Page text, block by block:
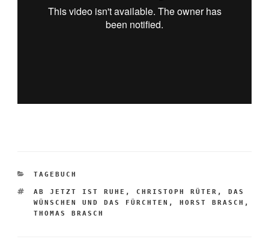
KATEGORIEN
TAGEBUCH
SCHLAGWÖRTER
AB JETZT IST RUHE ,CHRISTOPH RÜTER ,
DAS
WÜNSCHEN UND DAS FÜRCHTEN , HORST BRASCH ,
THOMAS BRASCH